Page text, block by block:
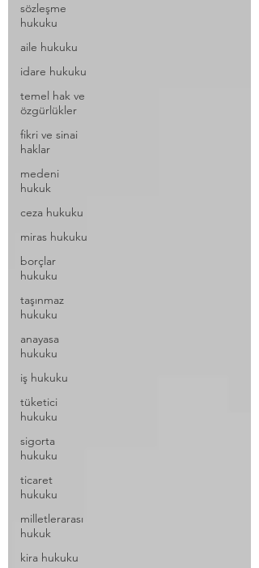
sözleşme
hukuku
aile hukuku
idare hukuku
temel hak ve
özgürlükler
fikri ve sinai
haklar
medeni
hukuk
ceza hukuku
miras hukuku
borçlar
hukuku
taşınmaz
hukuku
anayasa
hukuku
iş hukuku
tüketici
hukuku
sigorta
hukuku
ticaret
hukuku
milletlerarası
hukuk
kira hukuku